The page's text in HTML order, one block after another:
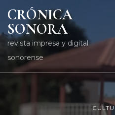
CRÓNICA
SONORA
revista impresa y digital
sonorense